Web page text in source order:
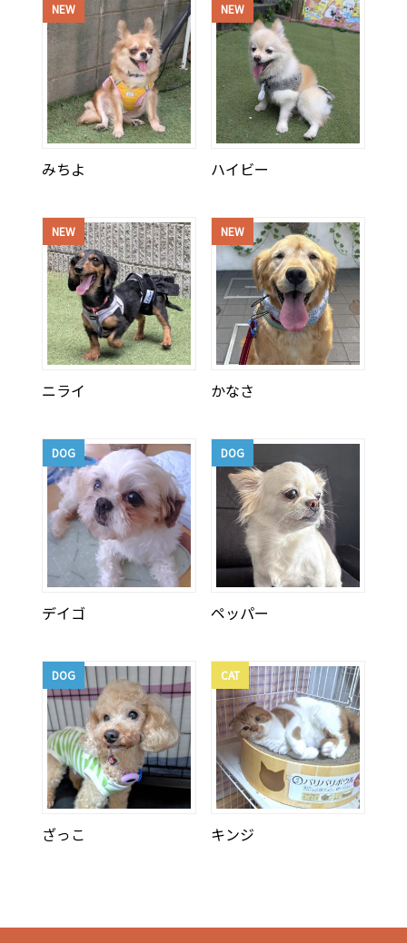
NEW
みちよ
NEW
ハイビー
NEW
ニライ
NEW
かなさ
DOG
デイゴ
DOG
ペッパー
DOG
ざっこ
CAT
キンジ